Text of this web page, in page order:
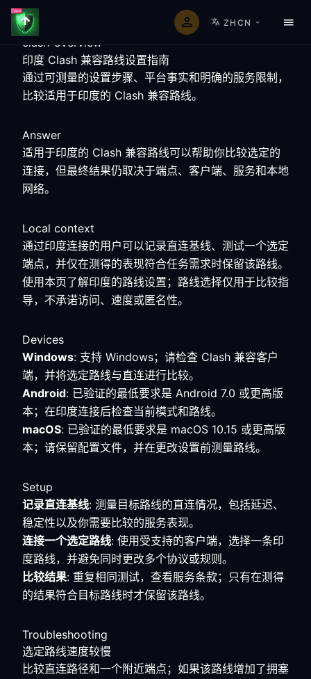
ZHCN
clash-overview
印度 Clash 兼容路线设置指南
通过可测量的设置步骤、平台事实和明确的服务限制，
比较适用于印度的 Clash 兼容路线。
Answer
适用于印度的 Clash 兼容路线可以帮助你比较选定的
连接，但最终结果仍取决于端点、客户端、服务和本地
网络。
Local context
通过印度连接的用户可以记录直连基线、测试一个选定
端点，并仅在测得的表现符合任务需求时保留该路线。
使用本页了解印度的路线设置；路线选择仅用于比较指
导，不承诺访问、速度或匿名性。
Devices
Windows: 支持 Windows；请检查 Clash 兼容客户
端，并将选定路线与直连进行比较。
Android: 已验证的最低要求是 Android 7.0 或更高版
本；在印度连接后检查当前模式和路线。
macOS: 已验证的最低要求是 macOS 10.15 或更高版
本；请保留配置文件，并在更改设置前测量路线。
Setup
记录直连基线: 测量目标路线的直连情况，包括延迟、
稳定性以及你需要比较的服务表现。
连接一个选定路线: 使用受支持的客户端，选择一条印
度路线，并避免同时更改多个协议或规则。
比较结果: 重复相同测试，查看服务条款；只有在测得
的结果符合目标路线时才保留该路线。
Troubleshooting
选定路线速度较慢
比较直连路径和一个附近端点；如果该路线增加了拥塞